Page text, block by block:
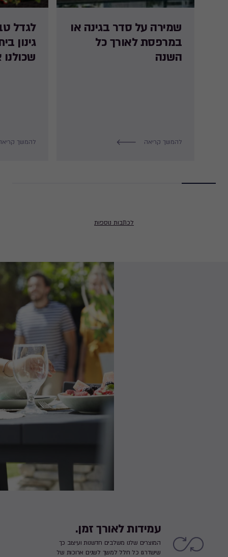
שמירה על סדר בגינה או
במרפסת לאורך כל
השנה
להמשך קריאה
לגדל
גינון
להמשך
לכתבות נוספות
עמידות לאורך זמן.
המוצרים שלנו משלבים חדשנות ועיצוב כך
שישדרגו כל חלל למשך לשנים ארוכות של